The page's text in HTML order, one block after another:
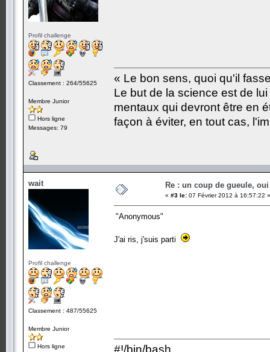
Profil challenge
Classement : 264/55625
Membre Junior
Hors ligne
Messages: 79
« Le bon sens, quoi qu'il
Le but de la science est de
mentaux qui devront être en
façon à éviter, en tout cas,
wait
Profil challenge
Classement : 487/55625
Membre Junior
Hors ligne
Re : un coup de gueule, oui
« #3 le: 07 Février 2012 à 16:57:22 »
"Anonymous"
J'ai ris, j'suis parti
#!/bin/bash